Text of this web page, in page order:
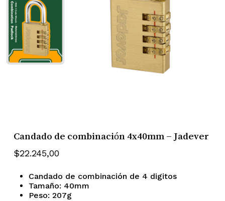
Candado de combinación 4x40mm – Jadever
$22.245,00
Candado de combinación de 4 digitos
Tamaño: 40mm
Peso: 207g